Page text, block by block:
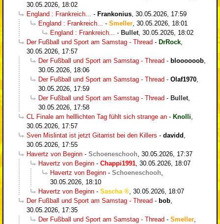
30.05.2026, 18:02
England : Frankreich...
- Frankonius 30.05.2026, 17:59
England : Frankreich...
- Smeller 30.05.2026, 18:01
England : Frankreich...
- Bullet 30.05.2026, 18:02
Der Fußball und Sport am Samstag - Thread - DrRock
30.05.2026, 17:57
Der Fußball und Sport am Samstag - Thread - bloooooob
30.05.2026, 18:06
Der Fußball und Sport am Samstag - Thread - Olaf1970
30.05.2026, 17:59
Der Fußball und Sport am Samstag - Thread - Bullet
30.05.2026, 17:58
CL Finale am helllichten Tag fühlt sich strange an - Knolli
30.05.2026, 17:57
Sven Mislintat ist jetzt Gitarrist bei den Killers - davidd
30.05.2026, 17:55
Havertz von Beginn - Schoeneschooh 30.05.2026, 17:37
Havertz von Beginn - Chappi1991 30.05.2026, 18:07
Havertz von Beginn - Schoeneschooh
30.05.2026, 18:10
Havertz von Beginn - Sascha
30.05.2026, 18:07
Der Fußball und Sport am Samstag - Thread - bob
30.05.2026, 17:35
Der Fußball und Sport am Samstag - Thread - Smeller